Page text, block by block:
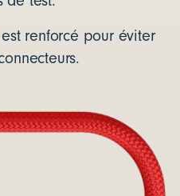
renforcé pour éviter